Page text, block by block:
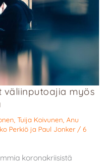
väliinputoajia myös
Tuija Koivunen Anu
Perkiö ja Paul Jonker / 6
koronakriisistä